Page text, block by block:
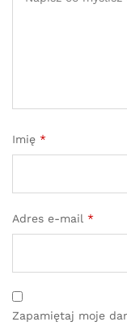
Imię *
Adres e-mail *
Zapamiętaj moje